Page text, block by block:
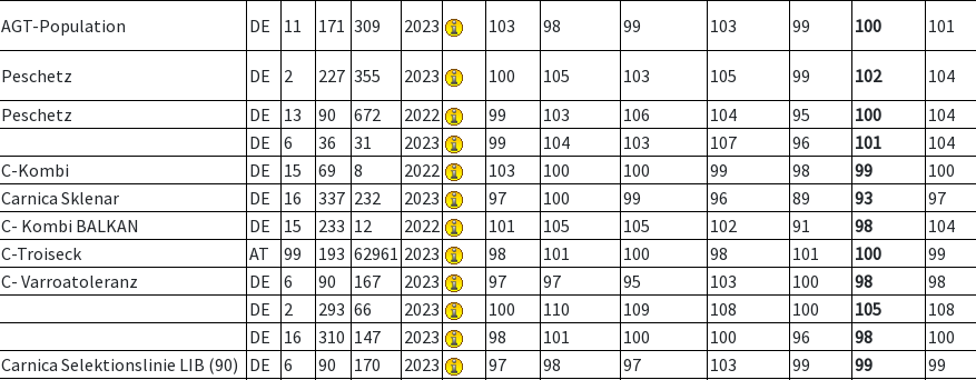
AGT-Population DE 11 171 309 2023 103 98 99 103 99 100 101
Peschetz DE 2 227 355 2023 100 105 103 105 99 102
104
Peschetz DE 13 90 672 2022 99 103 106 104 95 100
104
DE 6 36 31 2023 99 104 103 107 96 101
104
C-Kombi DE 15 69 8 2022 103 100 100 99 98 99
100
Carnica Sklenar DE 16 337 232 2023 97 100 99 96 89 93
97
C- Kombi BALKAN DE 15 233 12 2022 101 105 105 102 91 98
104
C-Troiseck AT 99 193 62961 2023 98 101 100 98 101 100
99
C- Varroatoleranz DE 6 90 167 2023 97 97 95 103 100 98
98
DE 2 293 66 2023 100 110 109 108 100 105
108
DE 16 310 147 2023 98 101 100 100 96 98
100
Carnica Selektionslinie LIB (90) DE 6 90 170 2023 97 98 97 103 99 99
99